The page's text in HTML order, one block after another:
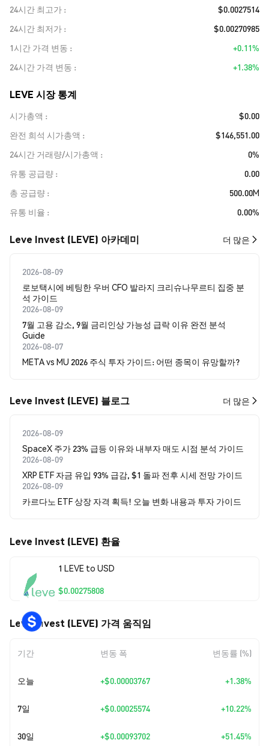
24시간 최고가
$0.0027514
24시간 최저가
$0.00270985
1시간 가격 변동
+0.11%
24시간 가격 변동
+1.38%
LEVE 시장 통계
시가총액
$0.00
완전 희석 시가총액
$146,551.00
24시간 거래량/시가총액
0%
유통 공급량
0.00
총 공급량
500.00M
유통 비율
0.00%
Leve Invest (LEVE) 아카데미 더 많은
2026-08-09
로보택시에 베팅한 우버 CFO 발라지 크리슈나무르티 집중 분
석 가이드
2026-08-09
7월 고용 감소, 9월 금리인상 가능성 급락 이유 완전 분석
Guide
2026-08-07
META vs MU 2026 주식 투자 가이드: 어떤 종목이 유망할까?
Leve Invest (LEVE) 블로그 더 많은
2026-08-09
SpaceX 주가 23% 급등 이유와 내부자 매도 시점 분석 가이드
2026-08-09
XRP ETF 자금 유입 93% 급감, $1 돌파 전후 시세 전망 가이드
2026-08-09
카르다노 ETF 상장 자격 획득! 오늘 변화 내용과 투자 가이드
Leve Invest (LEVE) 환율
1 LEVE to USD
$0.00275808
Leve Invest (LEVE) 가격 움직임
기간 변동 폭 변동률 (%)
오늘 +$0.00003767 +1.38%
7일 +$0.00025574 +10.22%
30일 +$0.00093702 +51.45%